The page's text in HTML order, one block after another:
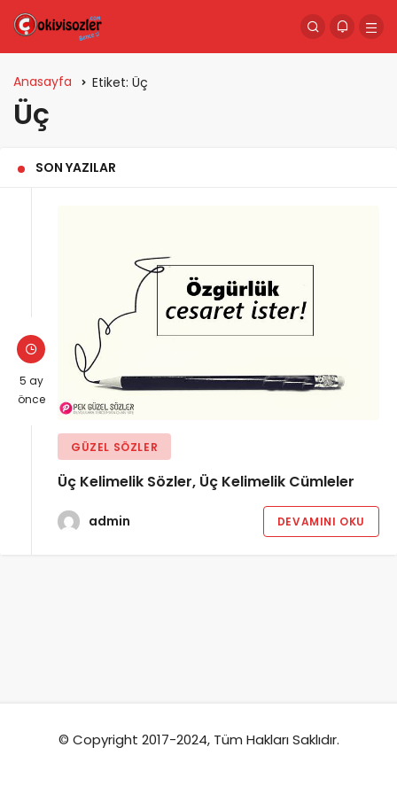
Anasayfa Etiket: Üç
Üç
SON YAZILAR
5 ay
önce
GÜZEL SÖZLER
Üç Kelimelik Sözler, Üç Kelimelik Cümleler
admin DEVAMINI OKU
© Copyright 2017-2024, Tüm Hakları Saklıdır.